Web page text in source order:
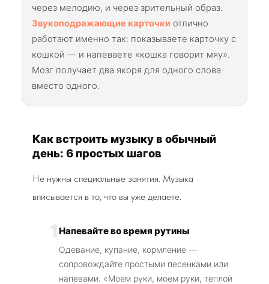
через мелодию, и через зрительный образ.
Звукоподражающие карточки отлично
работают именно так: показываете карточку с
кошкой — и напеваете «кошка говорит мяу».
Мозг получает два якоря для одного слова
вместо одного.
Как встроить музыку в обычный
день: 6 простых шагов
Не нужны специальные занятия. Музыка
вписывается в то, что вы уже делаете.
Напевайте во время рутины
Одевание, купание, кормление —
сопровождайте простыми песенками или
напевами. «Моем руки, моем руки, теплой